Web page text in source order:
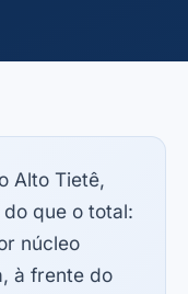
Alto Tietê,
que o total:
núcleo
à frente do